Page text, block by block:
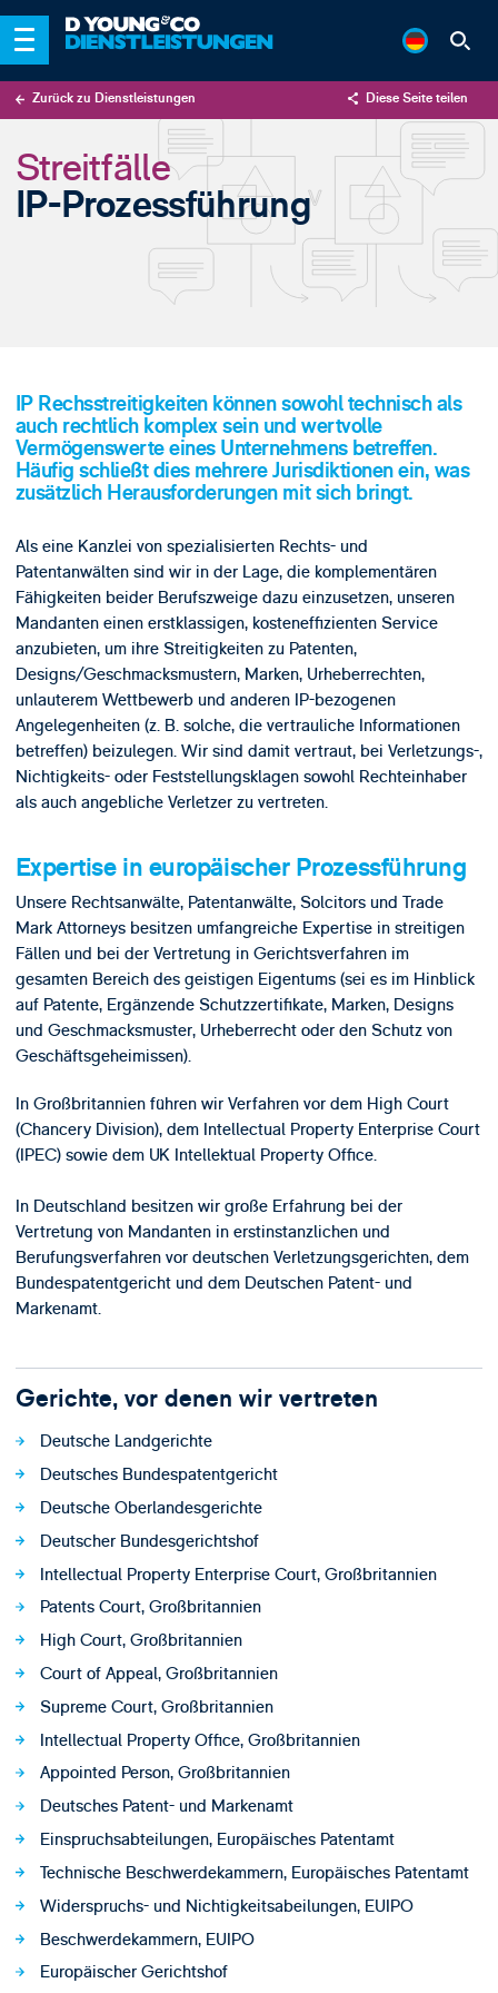
Zurück zu Dienstleistungen Diese Seite teilen
LinkedIn
Email
Streitfälle
IP-Prozessführung
IP Rechsstreitigkeiten können sowohl technisch als
auch rechtlich komplex sein und wertvolle
Vermögenswerte eines Unternehmens betreffen.
Häufig schließt dies mehrere Jurisdiktionen ein, was
zusätzlich Herausforderungen mit sich bringt.
Als eine Kanzlei von spezialisierten Rechts- und
Patentanwälten sind wir in der Lage, die komplementären
Fähigkeiten beider Berufszweige dazu einzusetzen, unseren
Mandanten einen erstklassigen, kosteneffizienten Service
anzubieten, um ihre Streitigkeiten zu Patenten,
Designs/Geschmacksmustern, Marken, Urheberrechten,
unlauterem Wettbewerb und anderen IP-bezogenen
Angelegenheiten (z. B. solche, die vertrauliche Informationen
betreffen) beizulegen. Wir sind damit vertraut, bei Verletzungs-,
Nichtigkeits- oder Feststellungsklagen sowohl Rechteinhaber
als auch angebliche Verletzer zu vertreten.
Expertise in europäischer Prozessführung
Unsere Rechtsanwälte, Patentanwälte, Solcitors und Trade
Mark Attorneys besitzen umfangreiche Expertise in streitigen
Fällen und bei der Vertretung in Gerichtsverfahren im
gesamten Bereich des geistigen Eigentums (sei es im Hinblick
auf Patente, Ergänzende Schutzzertifikate, Marken, Designs
und Geschmacksmuster, Urheberrecht oder den Schutz von
Geschäftsgeheimissen).
In Großbritannien führen wir Verfahren vor dem High Court
(Chancery Division), dem Intellectual Property Enterprise Court
(IPEC) sowie dem UK Intellektual Property Office.
In Deutschland besitzen wir große Erfahrung bei der
Vertretung von Mandanten in erstinstanzlichen und
Berufungsverfahren vor deutschen Verletzungsgerichten, dem
Bundespatentgericht und dem Deutschen Patent- und
Markenamt.
Gerichte, vor denen wir vertreten
Deutsche Landgerichte
Deutsches Bundespatentgericht
Deutsche Oberlandesgerichte
Deutscher Bundesgerichtshof
Intellectual Property Enterprise Court, Großbritannien
Patents Court, Großbritannien
High Court, Großbritannien
Court of Appeal, Großbritannien
Supreme Court, Großbritannien
Intellectual Property Office, Großbritannien
Appointed Person, Großbritannien
Deutsches Patent- und Markenamt
Einspruchsabteilungen, Europäisches Patentamt
Technische Beschwerdekammern, Europäisches Patentamt
Widerspruchs- und Nichtigkeitsabeilungen, EUIPO
Beschwerdekammern, EUIPO
Europäischer Gerichtshof